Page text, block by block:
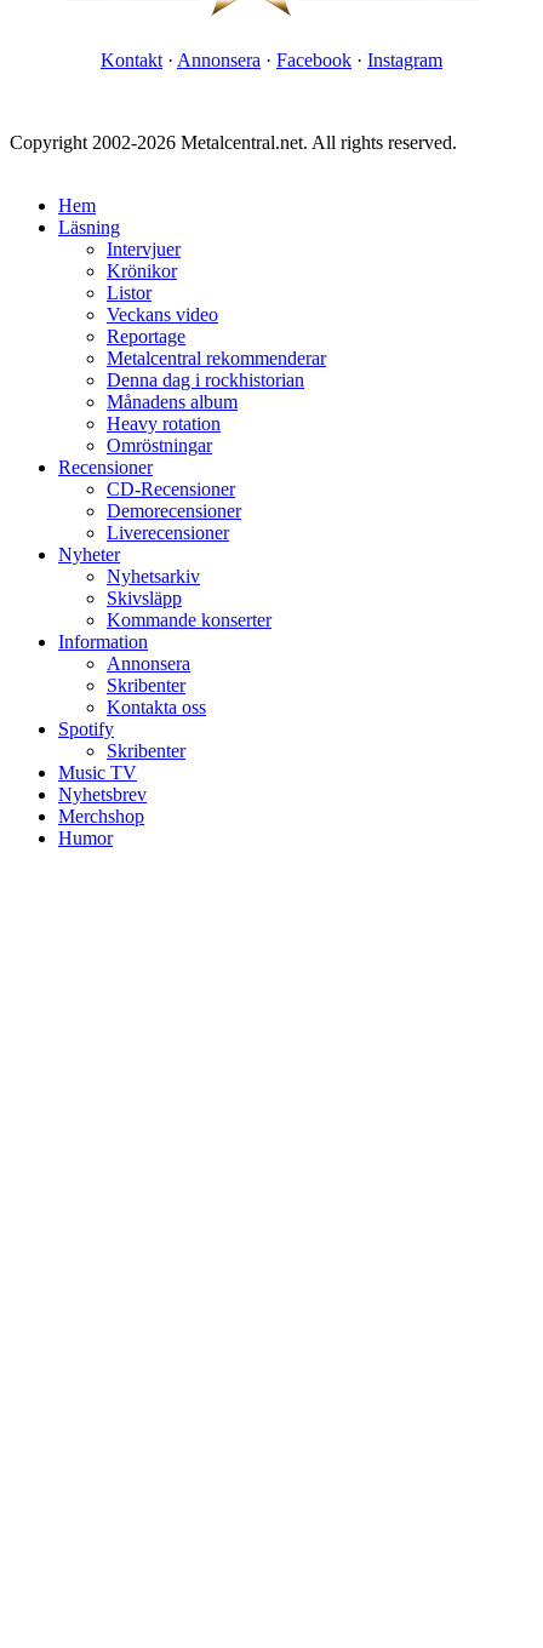
Kontakt · Annonsera · Facebook · Instagram
Copyright 2002-2026 Metalcentral.net. All rights reserved.
Hem
Läsning
Intervjuer
Krönikor
Listor
Veckans video
Reportage
Metalcentral rekommenderar
Denna dag i rockhistorian
Månadens album
Heavy rotation
Omröstningar
Recensioner
CD-Recensioner
Demorecensioner
Liverecensioner
Nyheter
Nyhetsarkiv
Skivsläpp
Kommande konserter
Information
Annonsera
Skribenter
Kontakta oss
Spotify
Skribenter
Music TV
Nyhetsbrev
Merchshop
Humor